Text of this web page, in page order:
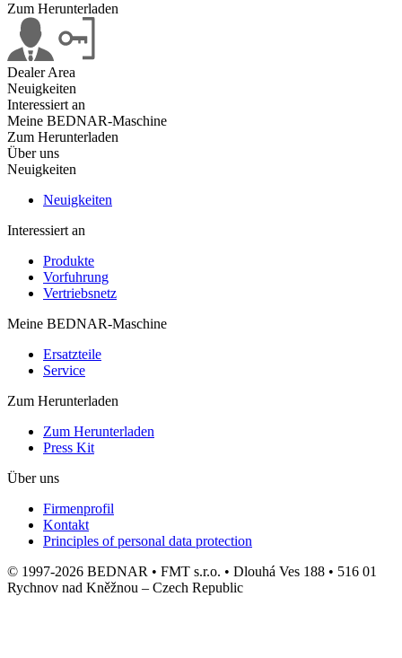
Zum Herunterladen
Dealer Area
Neuigkeiten
Interessiert an
Meine BEDNAR-Maschine
Zum Herunterladen
Über uns
Neuigkeiten
Neuigkeiten
Interessiert an
Produkte
Vorfuhrung
Vertriebsnetz
Meine BEDNAR-Maschine
Ersatzteile
Service
Zum Herunterladen
Zum Herunterladen
Press Kit
Über uns
Firmenprofil
Kontakt
Principles of personal data protection
© 1997-2026 BEDNAR • FMT s.r.o. • Dlouhá Ves 188 • 516 01
Rychnov nad Kněžnou – Czech Republic